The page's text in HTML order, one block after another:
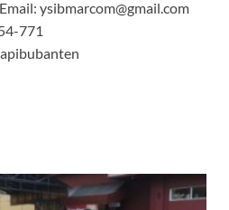
ysibmarcom@gmail.com
771